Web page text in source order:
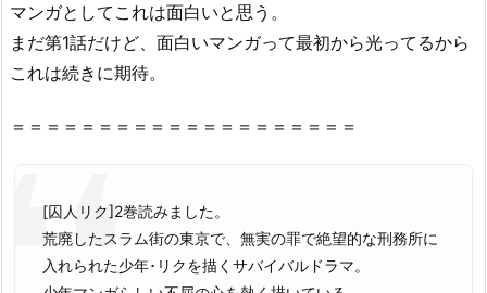
マンガとしてこれは面白いと思う。
まだ第1話だけど、面白いマンガって最初から光ってるから
これは続きに期待。
＝＝＝＝＝＝＝＝＝＝＝＝＝＝＝＝＝＝＝＝
[囚人リク]2巻読みました。
荒廃したスラム街の東京で、無実の罪で絶望的な刑務所に
入れられた少年･リクを描くサバイバルドラマ。